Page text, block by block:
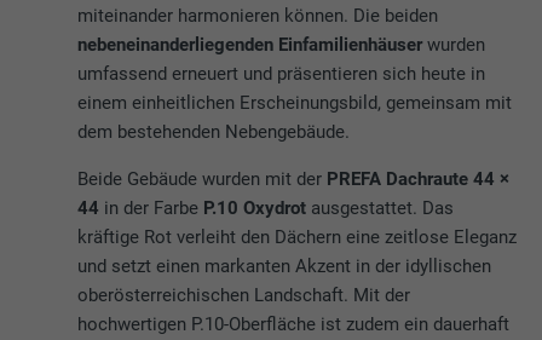
miteinander harmonieren können. Die beiden
nebeneinanderliegenden Einfamilienhäuser wurden
umfassend erneuert und präsentieren sich heute in
einem einheitlichen Erscheinungsbild, gemeinsam mit
dem bestehenden Nebengebäude.
Beide Gebäude wurden mit der PREFA Dachraute 44 ×
44 in der Farbe P.10 Oxydrot ausgestattet. Das
kräftige Rot verleiht den Dächern eine zeitlose Eleganz
und setzt einen markanten Akzent in der idyllischen
oberösterreichischen Landschaft. Mit der
hochwertigen P.10-Oberfläche ist zudem ein dauerhaft